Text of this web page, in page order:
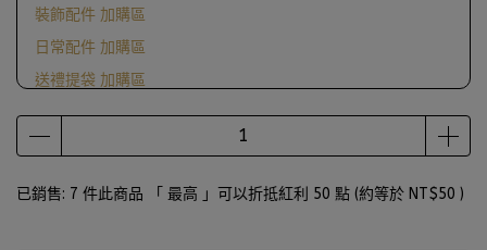
裝飾配件 加購區
日常配件 加購區
送禮提袋 加購區
滿1000送ScrewCap燙金紙袋
已銷售: 7 件此商品 「 最高 」可以折抵紅利 50 點 (約等於 NT$50 )